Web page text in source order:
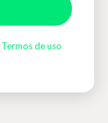
Termos de uso